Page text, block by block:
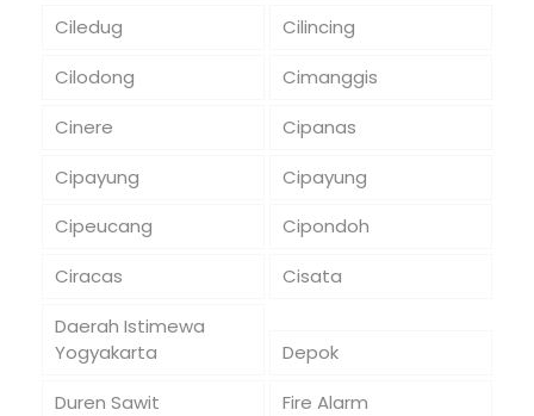
Ciledug
Cilincing
Cilodong
Cimanggis
Cinere
Cipanas
Cipayung
Cipayung
Cipeucang
Cipondoh
Ciracas
Cisata
Daerah Istimewa
Yogyakarta
Depok
Duren Sawit
Fire Alarm